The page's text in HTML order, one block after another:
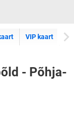
VIP kaart
- Põhja-